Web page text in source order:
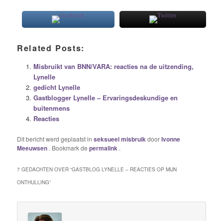
Related Posts:
Misbruikt van BNN/VARA: reacties na de uitzending,
Lynelle
gedicht Lynelle
Gastblogger Lynelle – Ervaringsdeskundige en
buitenmens
Reacties
Dit bericht werd geplaatst inseksueel misbruik doorIvonne
Meeuwsen . Bookmark depermalink .
7 GEDACHTEN OVER “GASTBLOG LYNELLE – REACTIES OP MIJN
ONTHULLING”